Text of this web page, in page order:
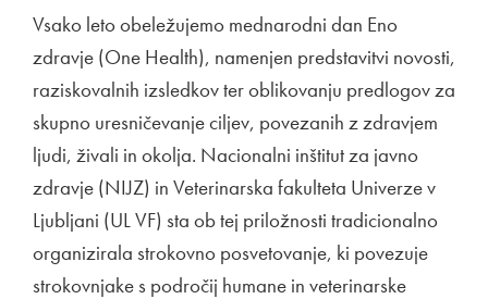
Vsako leto obeležujemo mednarodni dan Eno
zdravje (One Health), namenjen predstavitvi novosti,
raziskovalnih izsledkov ter oblikovanju predlogov za
skupno uresničevanje ciljev, povezanih z zdravjem
ljudi, živali in okolja. Nacionalni inštitut za javno
zdravje (NIJZ) in Veterinarska fakulteta Univerze v
Ljubljani (UL VF) sta ob tej priložnosti tradicionalno
organizirala strokovno posvetovanje, ki povezuje
strokovnjake s področij humane in veterinarske